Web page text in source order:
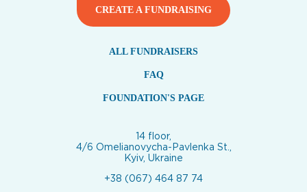
CREATE A FUNDRAISING
ALL FUNDRAISERS
FAQ
FOUNDATION'S PAGE
14 floor,
4/6 Omelianovycha-Pavlenka St.,
Kyiv, Ukraine
+38 (067) 464 87 74